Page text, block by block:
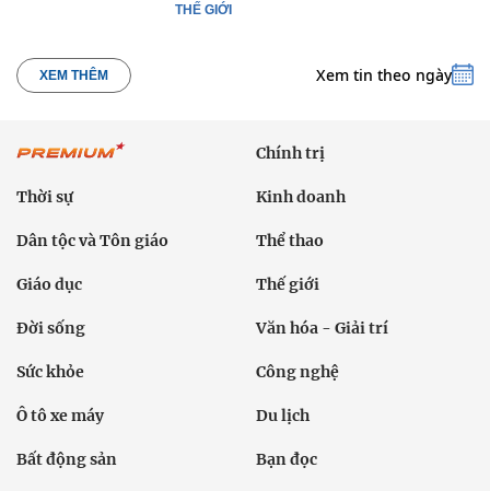
THẾ GIỚI
XEM THÊM Xem tin theo ngày
Chính trị
Thời sự Kinh doanh
Dân tộc và Tôn giáo Thể thao
Giáo dục Thế giới
Đời sống Văn hóa - Giải trí
Sức khỏe Công nghệ
Ô tô xe máy Du lịch
Bất động sản Bạn đọc